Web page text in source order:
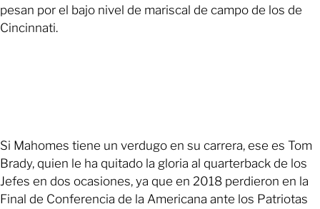
pesan por el bajo nivel de mariscal de campo de los de
Cincinnati.
Si Mahomes tiene un verdugo en su carrera, ese es Tom
Brady, quien le ha quitado la gloria al quarterback de los
Jefes en dos ocasiones, ya que en 2018 perdieron en la
Final de Conferencia de la Americana ante los Patriotas